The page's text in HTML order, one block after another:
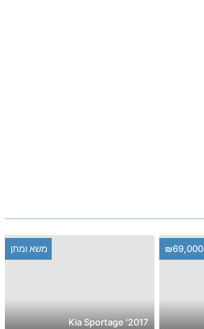
₪69,000 משא ומתן
2017' Kia Sportage